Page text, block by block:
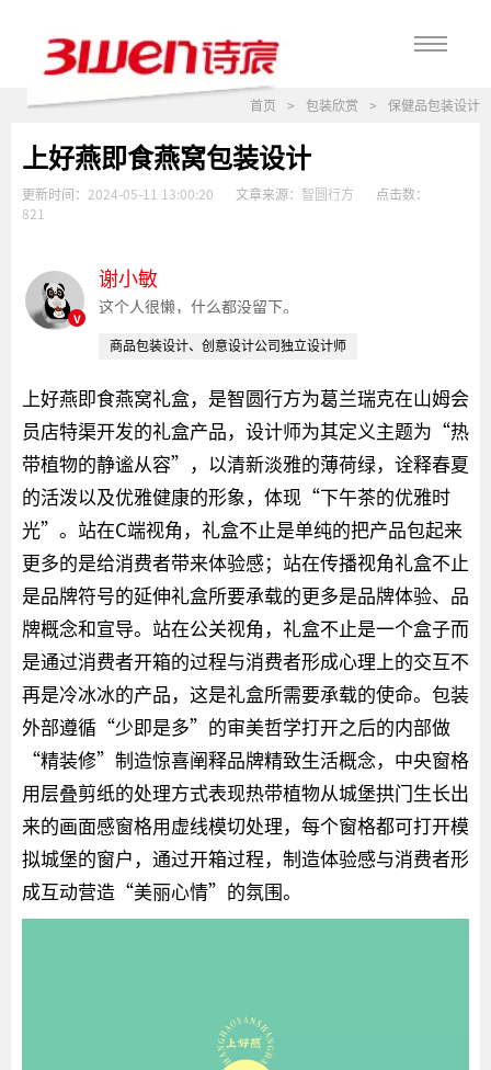
首页 > 包装欣赏 > 保健品包装设计
上好燕即食燕窝包装设计
更新时间： 2024-05-11 13:00:20 文章来源： 智圆行方
点击数：
821
v
谢小敏
这个人很懒，什么都没留下。
商品包装设计、创意设计公司独立设计师
上好燕即食燕窝礼盒，是智圆行方为葛兰瑞克在山姆会
员店特渠开发的礼盒产品，设计师为其定义主题为“热
带植物的静谧从容”，以清新淡雅的薄荷绿，诠释春夏
的活泼以及优雅健康的形象，体现“下午茶的优雅时
光”。站在C端视角，礼盒不止是单纯的把产品包起来
更多的是给消费者带来体验感；站在传播视角礼盒不止
是品牌符号的延伸礼盒所要承载的更多是品牌体验、品
牌概念和宣导。站在公关视角，礼盒不止是一个盒子而
是通过消费者开箱的过程与消费者形成心理上的交互不
再是冷冰冰的产品，这是礼盒所需要承载的使命。包装
外部遵循“少即是多”的审美哲学打开之后的内部做
“精装修”制造惊喜阐释品牌精致生活概念，中央窗格
用层叠剪纸的处理方式表现热带植物从城堡拱门生长出
来的画面感窗格用虚线模切处理，每个窗格都可打开模
拟城堡的窗户，通过开箱过程，制造体验感与消费者形
成互动营造“美丽心情”的氛围。